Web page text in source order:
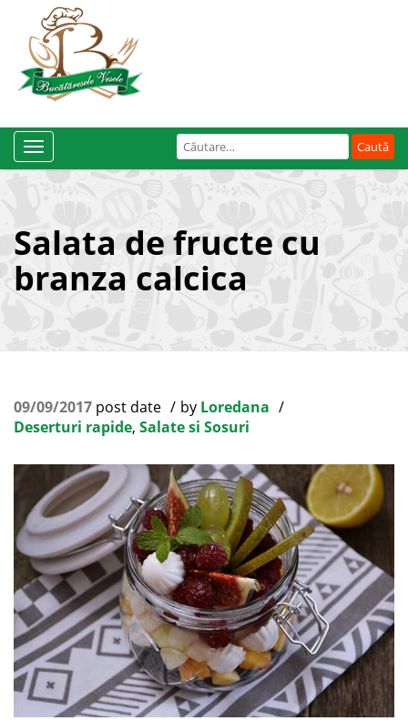
Caută
după:
Toggle
Navigation
Salata de fructe cu
branza calcica
09/09/2017 post date by Loredana
Deserturi rapide, Salate si Sosuri